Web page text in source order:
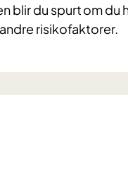
blir du spurt om du
risikofaktorer.